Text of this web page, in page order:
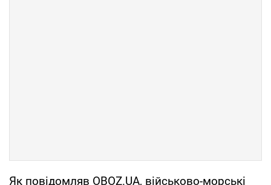
Як повідомляв OBOZ.UA, військово-морські